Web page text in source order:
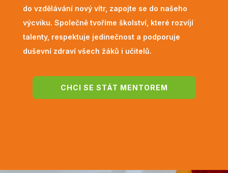
do vzdělávání nový vítr, zapojte se do našeho
výcviku. Společně tvoříme školství, které rozvíjí
talenty, respektuje jedinečnost a podporuje
duševní zdraví všech žáků i učitelů.
CHCI SE STÁT MENTOREM